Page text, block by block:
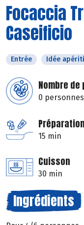
Focaccia
Caseificio
Entrée Idée
Nombre
0 personnes
Préparation
15 min
Cuisson
30 min
Ingrédients